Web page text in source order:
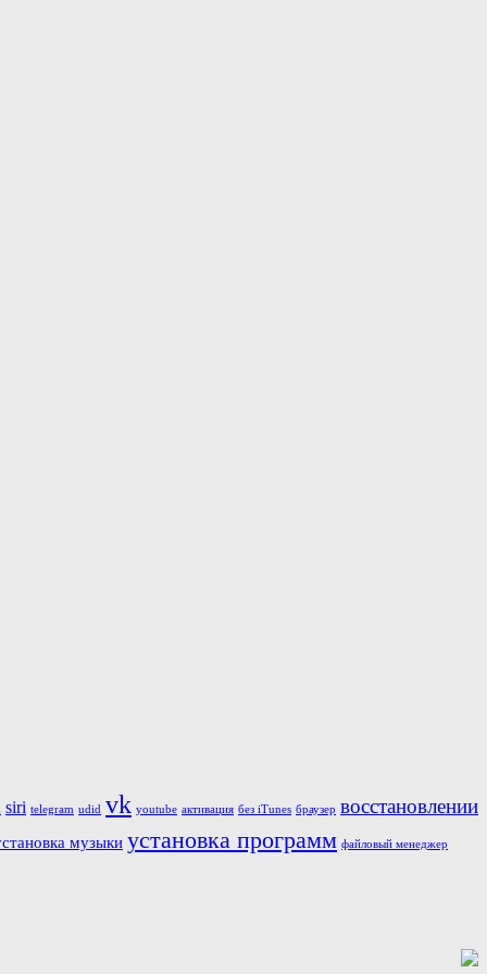
siri telegram udid vk youtube активация без iTunes браузер восстановлении
музыки установка программ файловый менеджер